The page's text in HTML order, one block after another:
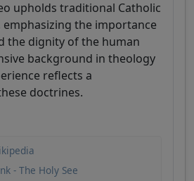
upholds traditional Catholic
the importance
the dignity of the human
background in theology
reflects a
doctrines.
- The Holy See